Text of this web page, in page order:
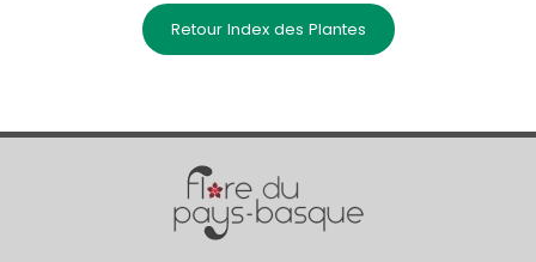
Retour Index des Plantes